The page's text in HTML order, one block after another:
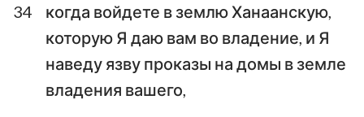
34
когда войдете в землю Ханаанскую,
которую Я даю вам во владение, и Я
наведу язву проказы на домы в земле
владения вашего,